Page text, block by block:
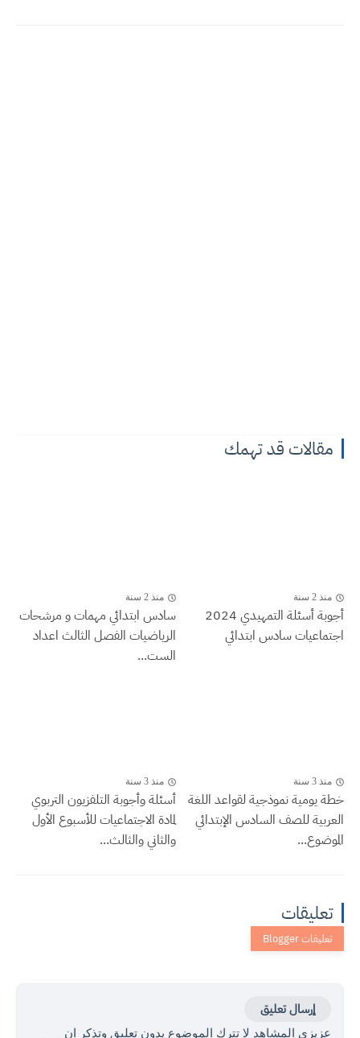
مقالات قد تهمك
منذ 2 سنة
أجوبة أسئلة التمهيدي 2024
اجتماعيات سادس ابتدائي
منذ 2 سنة
سادس ابتدائي مهمات و مرشحات
الرياضيات الفصل الثالث اعداد
الست...
منذ 3 سنة
خطة يومية نموذجية لقواعد اللغة
العربية للصف السادس الإبتدائي
الموضوع...
منذ 3 سنة
أسئلة وأجوبة التلفزيون التربوي
لمادة الاجتماعيات للأسبوع الأول
والثاني والثالث...
تعليقات
إرسال تعليق
عزيزي المشاهد لا تترك الموضوع بدون تعليق وتذكر ان